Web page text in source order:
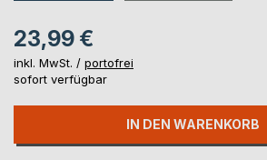
23,99 €
inkl. MwSt. / portofrei
sofort verfügbar
IN DEN WARENKORB